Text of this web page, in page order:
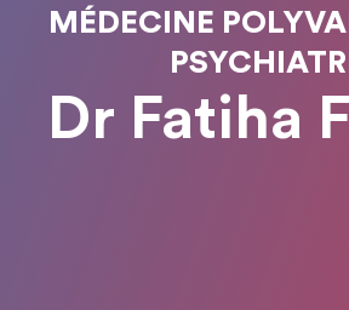
MÉDECINE
Dr Fatiha